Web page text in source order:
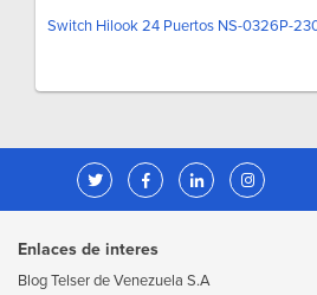
Switch Hilook 24 Puertos NS-0326P-
Enlaces de interes
Blog Telser de Venezuela S.A